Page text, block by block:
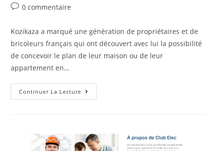
0 commentaire
Kozikaza a marqué une génération de propriétaires et de
bricoleurs français qui ont découvert avec lui la possibilité
de concevoir le plan de leur maison ou de leur
appartement en…
Continuer La Lecture